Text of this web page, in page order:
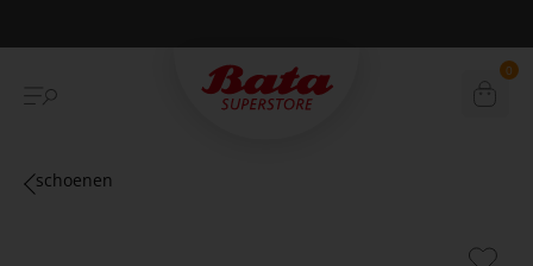
Betaal achteraf met Klarna 0
schoenen